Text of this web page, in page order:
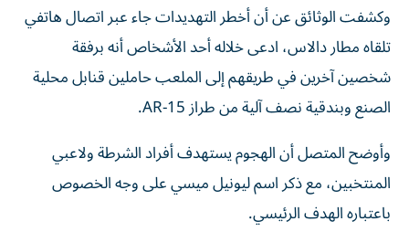
وكشفت الوثائق عن أن أخطر التهديدات جاء عبر اتصال هاتفي
تلقاه مطار دالاس، ادعى خلاله أحد الأشخاص أنه برفقة
شخصين آخرين في طريقهم إلى الملعب حاملين قنابل محلية
الصنع وبندقية نصف آلية من طراز AR-15.
وأوضح المتصل أن الهجوم يستهدف أفراد الشرطة ولاعبي
المنتخبين، مع ذكر اسم ليونيل ميسي على وجه الخصوص
باعتباره الهدف الرئيسي.